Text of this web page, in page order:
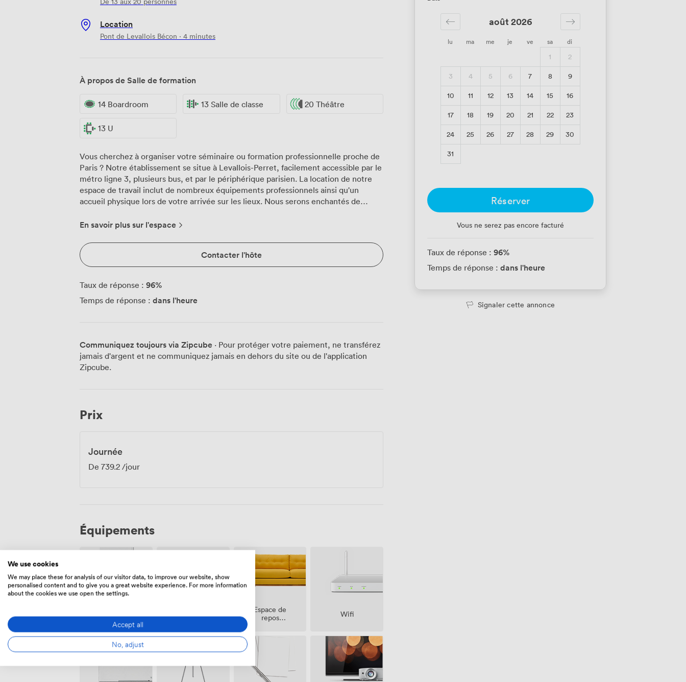
Location
Pont de Levallois Bécon · 4 minutes
À propos de Salle de formation
14 Boardroom 13 Salle de classe 20 Théâtre
13 U
Vous cherchez à organiser votre séminaire ou formation professionnelle proche de
Paris ? Notre établissement se situe à Levallois-Perret, facilement accessible par le
métro ligne 3, plusieurs bus, et par le périphérique parisien. La location de notre
espace de travail inclut de nombreux équipements professionnels ainsi qu'un
accueil physique lors de votre arrivée sur les lieux. Nous serons enchantés de
contacter pour cela). Vous pourrez convier 20 personnes en format théâtre sans
d'une table classique rectangulaire.
En savoir plus sur l'espace
Contacter l'hôte
Taux de réponse : 96%
Temps de réponse : dans l'heure
Communiquez toujours via Zipcube · Pour protéger votre paiement, ne transférez
jamais d'argent et ne communiquez jamais en dehors du site ou de l'application
Zipcube.
Prix
Journée
De 739.2 /jour
Équipements
climatisé
sur place
Espace de
repos
Wifi
lu ma me je ve sa di
août 2026
1
2
3
4 5 6 7 8
9
10
11 12 13 14 15
16
17
18 19 20 21 22
23
24
25 26 27 28 29
30
31
Réserver
Vous ne serez pas encore facturé
Taux de réponse : 96%
Temps de réponse : dans l'heure
Signaler cette annonce
We use cookies
We may place these for analysis of our visitor data, to improve our website, show
personalised content and to give you a great website experience. For more information
about the cookies we use open the settings.
Accept all
No, adjust